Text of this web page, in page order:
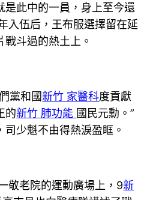
是此中的一員，身上至今還
入伍后，王布服選擇留在延
斗過的熱土上。
黨和國新竹 家醫科度貢獻
的新竹 肺功能 國民元勳。”
司少魁不由得熱淚盈眶。
敬老院的運動廣場上，9新